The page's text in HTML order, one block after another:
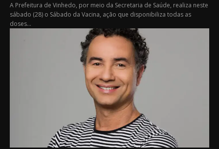
A Prefeitura de Vinhedo, por meio da Secretaria de Saúde, realiza neste
sábado (28) o Sábado da Vacina, ação que disponibiliza todas as
doses...